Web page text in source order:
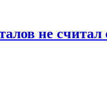
не считал